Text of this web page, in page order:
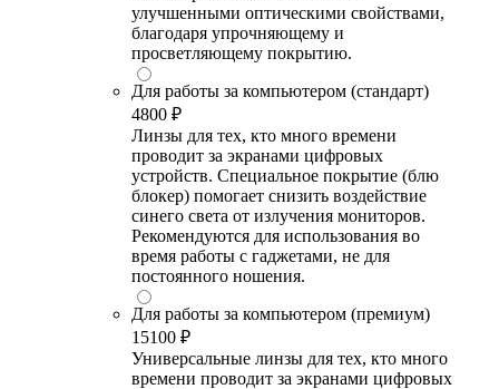
улучшенными оптическими свойствами,
благодаря упрочняющему и
просветляющему покрытию.
Для работы за компьютером (стандарт)
4800 ₽
Линзы для тех, кто много времени
проводит за экранами цифровых
устройств. Специальное покрытие (блю
блокер) помогает снизить воздействие
синего света от излучения мониторов.
Рекомендуются для использования во
время работы с гаджетами, не для
постоянного ношения.
Для работы за компьютером (премиум)
15100 ₽
Универсальные линзы для тех, кто много
времени проводит за экранами цифровых